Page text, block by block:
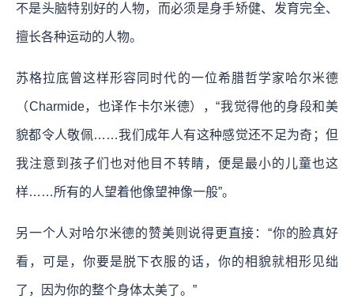
不是头脑特别好的人物，而必须是身手矫健、发育完全、
擅长各种运动的人物。
苏格拉底曾这样形容同时代的一位希腊哲学家哈尔米德
（Charmide，也译作卡尔米德），“我觉得他的身段和美
貌都令人敬佩……我们成年人有这种感觉还不足为奇；但
我注意到孩子们也对他目不转睛，便是最小的儿童也这
样……所有的人望着他像望神像一般”。
另一个人对哈尔米德的赞美则说得更直接：“你的脸真好
看，可是，你要是脱下衣服的话，你的相貌就相形见绌
了，因为你的整个身体太美了。”